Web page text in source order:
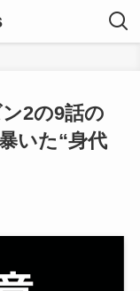
2の9話の
いた“身代